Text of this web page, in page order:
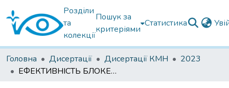
Розділи
та
колекції
Пошук за
критеріями
Статистика
Головна Дисертації Дисертації КМН
2023
ЕФЕКТИВНІСТЬ БЛОКЕКСЦИЗІЇ У ХВОРИХ НА МЕЛАНОМУ ІРИДОЦИЛІАРНОЇ І ЦИЛІОХОРІОІДАЛЬНОЇ ЛОКАЛІЗАЦІЇ МЕТОДОМ РАДІОХВИЛЬОВОЇ ХІРУРГІЇ І КОМБІНАЦІЇ ЇЇ З ПОПЕРЕДНЬОЮ БРАХІТЕРАПІЄЮ РЕДУКОВАНИМИ ДОЗАМИ